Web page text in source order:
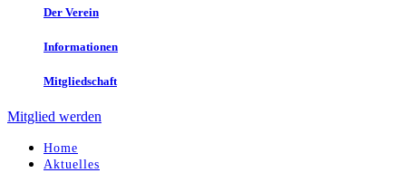
Der Verein
Informationen
Mitgliedschaft
Mitglied werden
Home
Aktuelles